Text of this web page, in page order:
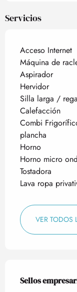
Servicios
Acceso Internet
Máquina de
Aspirador
Hervidor
Silla larga /
Calefacción
Combi
plancha
Horno
Horno micro
Tostadora
Lava ropa
VER TODOS
Oferta
Sellos
Sellos